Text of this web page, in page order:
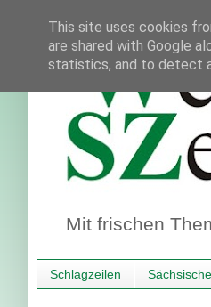
Mit frischen
Schlagzeilen
This site uses cookies
are shared with Google
statistics, and to detect